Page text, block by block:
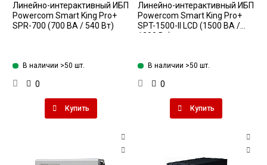
Линейно-интерактивный ИБП
Powercom Smart King Pro+
SPR-700 (700 ВА / 540 Вт)
В наличии >50 шт.
0
Купить
Линейно-интерактивный ИБП
Powercom Smart King Pro+
SPT-1500-II LCD (1500 ВА /
1200 Вт)
В наличии >50 шт.
0
Купить